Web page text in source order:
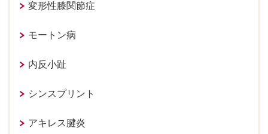
変形性膝関節症
モートン病
内反小趾
シンスプリント
アキレス腱炎